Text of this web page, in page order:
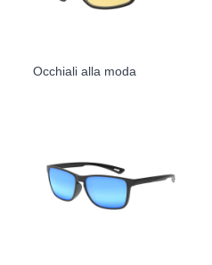
Occhiali alla moda